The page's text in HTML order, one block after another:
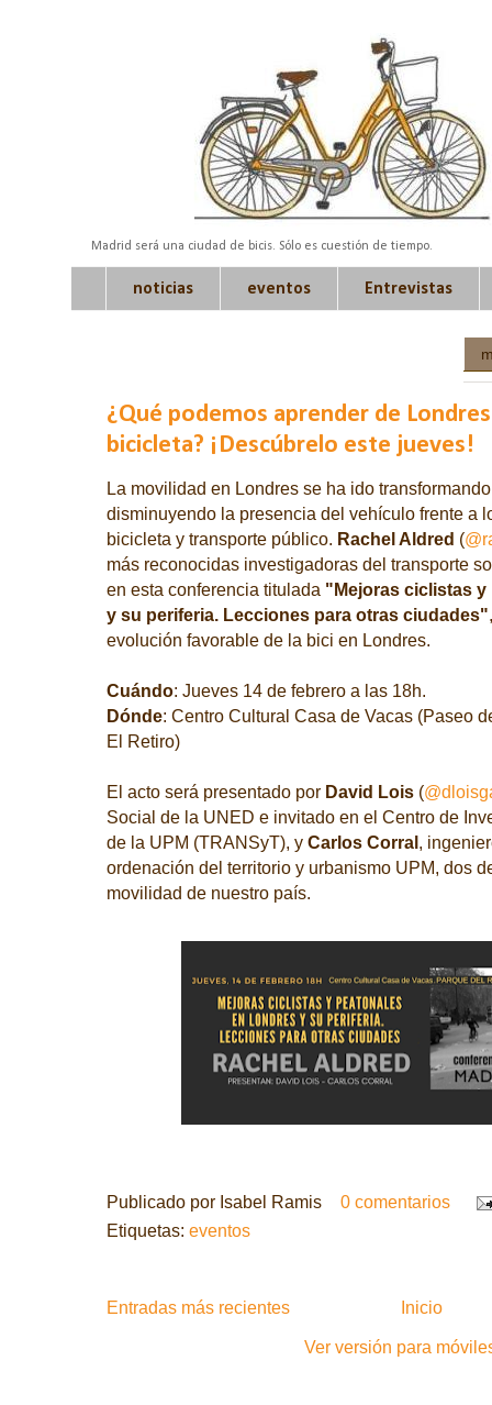
Madrid será una ciudad de bicis. Sólo es cuestión de tiempo.
noticias eventos Entrevistas
¿Qué podemos aprender de
bicicleta? ¡Descúbrelo este jueves!
La movilidad en Londres se ha ido
disminuyendo la presencia del vehículo frente a
bicicleta y transporte público. Rachel Aldred (
más reconocidas investigadoras del transporte
en esta conferencia titulada "Mejoras ciclistas
y su periferia. Lecciones para otras ciudades"
evolución favorable de la bici en Londres.
Cuándo: Jueves 14 de febrero a las 18h.
Dónde: Centro Cultural Casa de Vacas (Paseo
El Retiro)
El acto será presentado por David Lois (
Social de la UNED e invitado en el Centro de
de la UPM (TRANSyT), y Carlos Corral,
ordenación del territorio y urbanismo UPM, dos
movilidad de nuestro país.
Publicado por Isabel Ramis
0 comentarios
Etiquetas: eventos
Entradas más recientes Inicio
Ver versión para